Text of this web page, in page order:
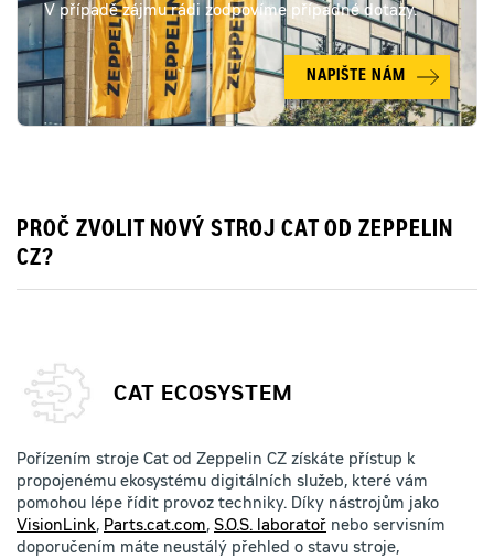
V případě zájmu rádi zodpovíme případné dotazy.
NAPIŠTE NÁM
PROČ ZVOLIT NOVÝ STROJ CAT OD ZEPPELIN
CZ?
CAT ECOSYSTEM
Pořízením stroje Cat od Zeppelin CZ získáte přístup k
propojenému ekosystému digitálních služeb, které vám
pomohou lépe řídit provoz techniky. Díky nástrojům jako
VisionLink, Parts.cat.com, S.O.S. laboratoř nebo servisním
doporučením máte neustálý přehled o stavu stroje,